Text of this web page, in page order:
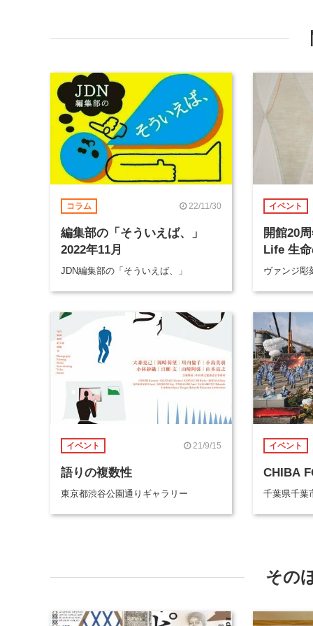
コラム 22/11/30
編集部の「そういえば、」
2022年11月
JDN編集部の「そういえば、」
イベント
開館20
Life 生
ヴァンジ彫
イベント 21/9/15
語りの複数性
東京都渋谷公園通りギャラリー
イベント
CHIBA
千葉県千葉
その